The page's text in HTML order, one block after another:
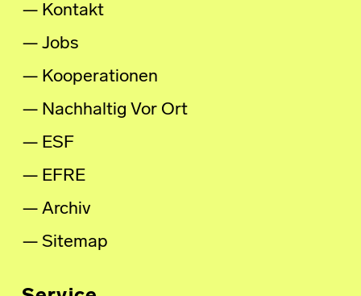
Kontakt
Jobs
Kooperationen
Nachhaltig Vor Ort
ESF
EFRE
Archiv
Sitemap